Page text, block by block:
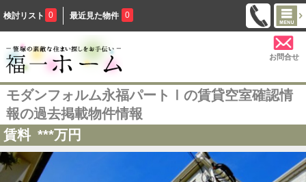
検討リスト 0 最近見た物件 0
お問合せ
モダンフォルム永福パートⅠの賃貸空室確認情
報の過去掲載物件情報
賃料 ***万円